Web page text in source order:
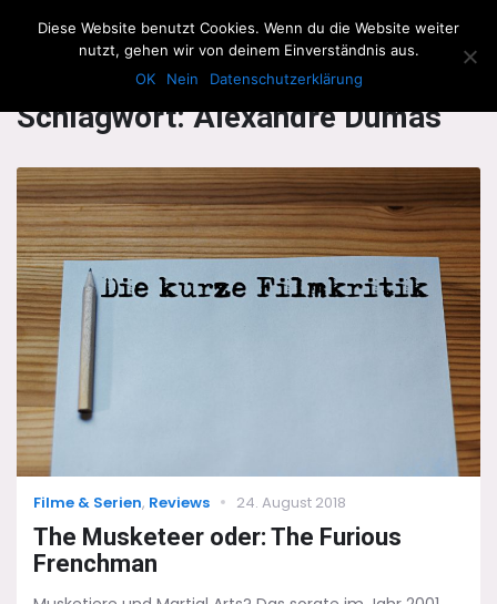
The Howling Men
Schlagwort:Alexandre Dumas
Categories
Filme & Serien, Reviews
Posted
24. August 2018
The Musketeer oder: The Furious
Frenchman
Diese Website benutzt Cookies. Wenn du die Website weiter
nutzt, gehen wir von deinem Einverständnis aus.
OK
Nein Datenschutzerklärung